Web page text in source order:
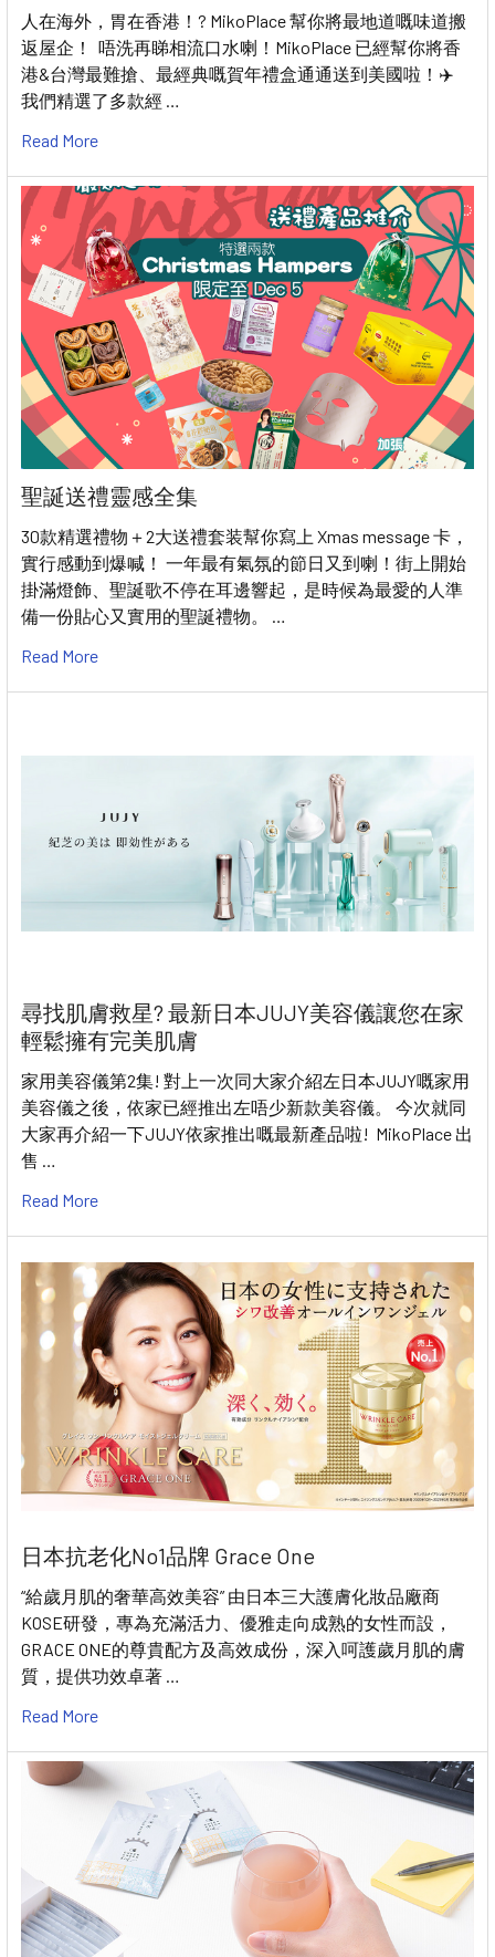
人在海外，胃在香港！? MikoPlace 幫你將最地道嘅味道搬
返屋企！ 唔洗再睇相流口水喇！MikoPlace 已經幫你將香
港&台灣最難搶、最經典嘅賀年禮盒通通送到美國啦！✈️
我們精選了多款經 …
Read More
聖誕送禮靈感全集
30款精選禮物＋2大送禮套装幫你寫上 Xmas message 卡，
實行感動到爆喊！ 一年最有氣氛的節日又到喇！街上開始
掛滿燈飾、聖誕歌不停在耳邊響起，是時候為最愛的人準
備一份貼心又實用的聖誕禮物。 …
Read More
尋找肌膚救星? 最新日本JUJY美容儀讓您在家
輕鬆擁有完美肌膚
家用美容儀第2集! 對上一次同大家介紹左日本JUJY嘅家用
美容儀之後，依家已經推出左唔少新款美容儀。 今次就同
大家再介紹一下JUJY依家推出嘅最新產品啦! MikoPlace 出
售 …
Read More
日本抗老化No1品牌 Grace One
“給歲月肌的奢華高效美容” 由日本三大護膚化妝品廠商
KOSE研發，專為充滿活力、優雅走向成熟的女性而設，
GRACE ONE的尊貴配方及高效成份，深入呵護歲月肌的膚
質，提供功效卓著 …
Read More